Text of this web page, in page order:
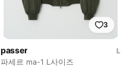
3
passer
L
파세르 ma-1 L사이즈